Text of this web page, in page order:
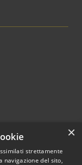
×
strettamente
navigazione del sito,